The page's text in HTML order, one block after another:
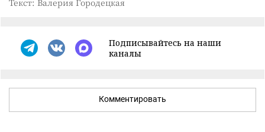
Подписывайтесь на наши
каналы
Комментировать